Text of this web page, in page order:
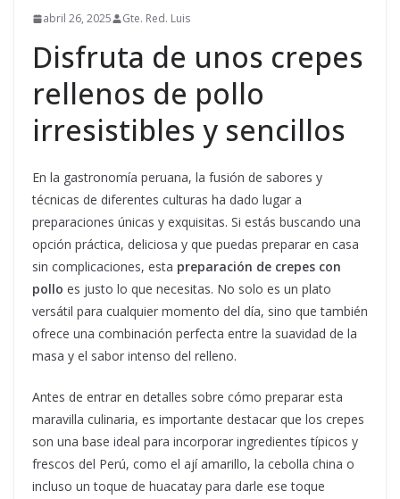
abril 26, 2025 Gte. Red. Luis
Disfruta de unos crepes
rellenos de pollo
irresistibles y sencillos
En la gastronomía peruana, la fusión de sabores y
técnicas de diferentes culturas ha dado lugar a
preparaciones únicas y exquisitas. Si estás buscando una
opción práctica, deliciosa y que puedas preparar en casa
sin complicaciones, esta preparación de crepes con
pollo es justo lo que necesitas. No solo es un plato
versátil para cualquier momento del día, sino que también
ofrece una combinación perfecta entre la suavidad de la
masa y el sabor intenso del relleno.
Antes de entrar en detalles sobre cómo preparar esta
maravilla culinaria, es importante destacar que los crepes
son una base ideal para incorporar ingredientes típicos y
frescos del Perú, como el ají amarillo, la cebolla china o
incluso un toque de huacatay para darle ese toque